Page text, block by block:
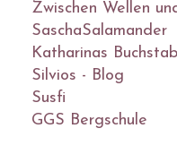
Zwischen Wellen
SaschaSalamander
Katharinas
Silvios - Blog
Susfi
GGS Bergschule